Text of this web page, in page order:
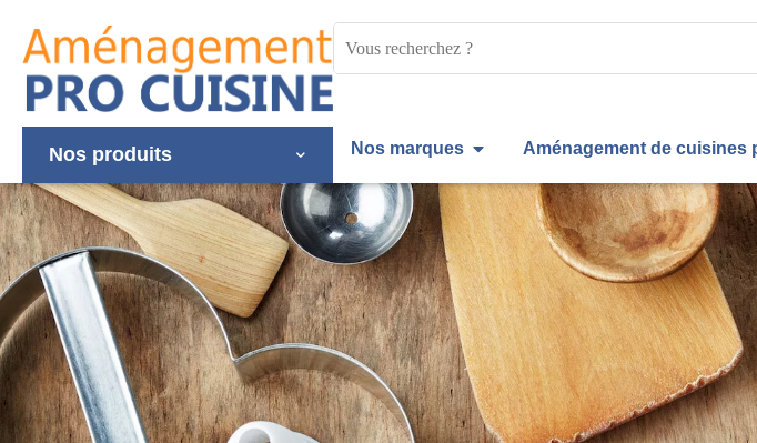
Nos produits Nos marques Aménagement de cuisines